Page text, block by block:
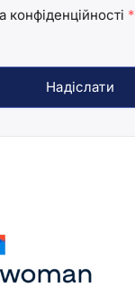
конфіденційності *
Надіслати